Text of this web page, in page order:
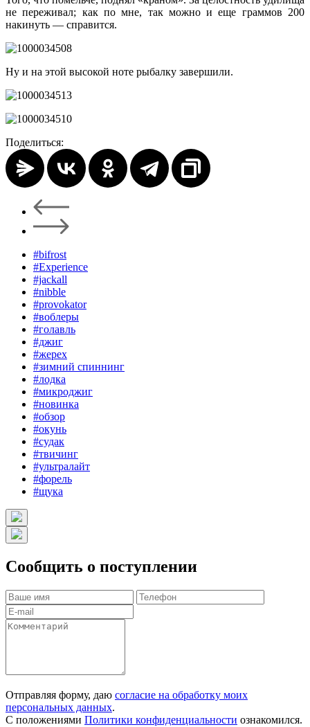
не переживал; как по мне, так можно и еще граммов 200
накинуть — справится.
Ну и на этой высокой ноте рыбалку завершили.
Поделиться:
#bifrost
#Experience
#jackall
#nibble
#provokator
#воблеры
#голавль
#джиг
#жерех
#зимний спиннинг
#лодка
#микроджиг
#новинка
#обзор
#окунь
#судак
#твичинг
#ультралайт
#форель
#щука
Сообщить о поступлении
Отправляя форму, даю согласие на обработку моих
персональных данных.
С положениями Политики конфиденциальности ознакомился.